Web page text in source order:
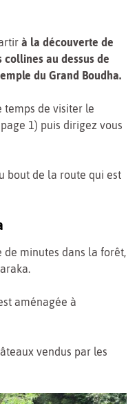
à la découverte de
collines au dessus de
du Grand Boudha.
temps de visiter le
1) puis dirigez vous
bout de la route qui est
minutes dans la forêt,
aménagée à
vendus par les